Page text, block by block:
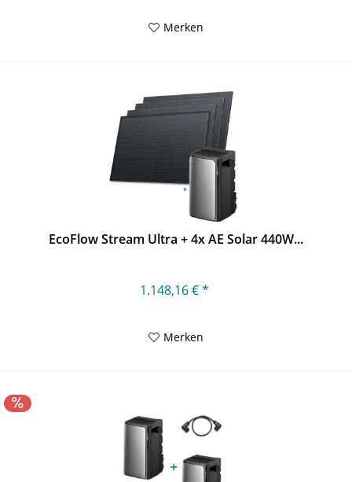
Merken
EcoFlow Stream Ultra + 4x AE Solar 440W...
1.148,16 € *
Merken